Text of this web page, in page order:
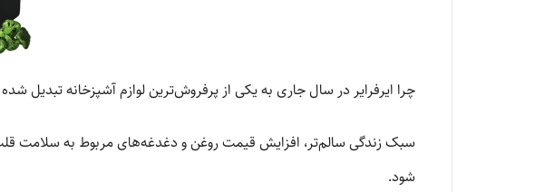
چرا ایرفرایر در سال جاری به یکی از پرفروش‌ترین لوازم آشپزخانه تبدیل
سبک زندگی سالم‌تر، افزایش قیمت روغن و دغدغه‌های مربوط به سلامت
شود.